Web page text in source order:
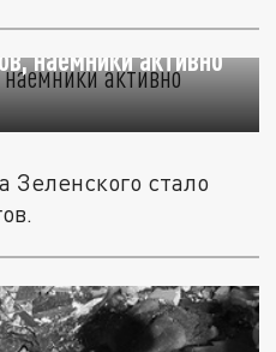
наемники активно
стало